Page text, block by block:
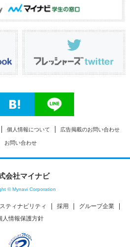
個人情報について 広告掲載のお問い合わせ
お問い合わせ
会社マイナビ
© Mynavi Corporation
ティナビリティ 採用
グループ企業
人情報保護方針